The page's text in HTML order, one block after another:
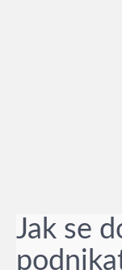
Jak se